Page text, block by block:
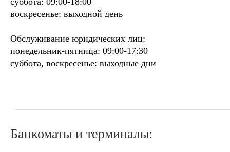
воскресенье: выходной день
Обслуживание юридических лиц:
понедельник-пятница: 09:00-17:30
суббота, воскресенье: выходные дни
Банкоматы и терминалы: